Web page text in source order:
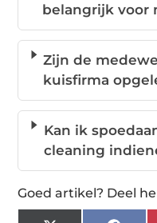
belangrijk voor
Zijn de
kuisfirma
Kan ik
cleaning
Goed artikel? Deel